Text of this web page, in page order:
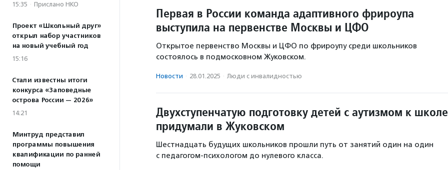
15:35 · Прислано НКО
Проект «Школьный друг»
открыл набор участников
на новый учебный год
15:16
Стали известны итоги
конкурса «Заповедные
острова России — 2026»
14:21
Минтруд представил
программы повышения
квалификации по ранней
помощи
Первая в России команда адаптивного фрироупа
выступила на первенстве Москвы и ЦФО
Открытое первенство Москвы и ЦФО по фрироупу среди школьников
состоялось в подмосковном Жуковском.
Новости · 28.01.2025 · Люди с инвалидностью
Двухступенчатую подготовку детей с аутизмом к школе
придумали в Жуковском
Шестнадцать будущих школьников прошли путь от занятий один на один
с педагогом-психологом до нулевого класса.